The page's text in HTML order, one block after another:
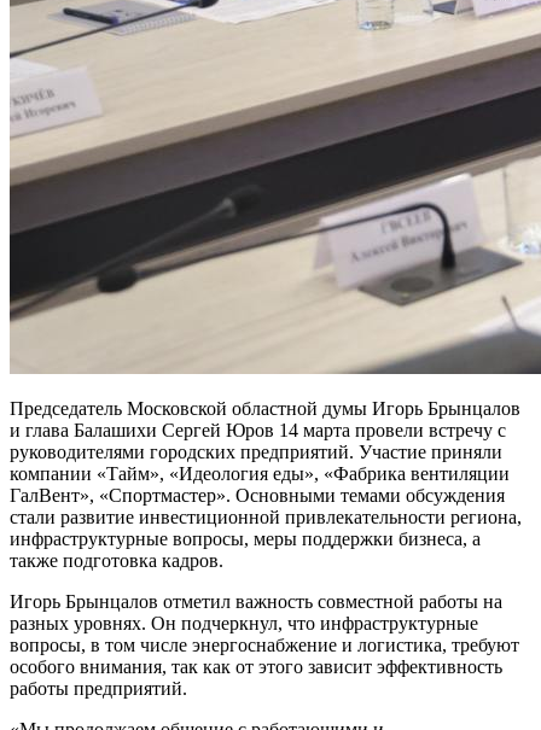
Председатель Московской областной думы Игорь Брынцалов
и глава Балашихи Сергей Юров 14 марта провели встречу с
руководителями городских предприятий. Участие приняли
компании «Тайм», «Идеология еды», «Фабрика вентиляции
ГалВент», «Спортмастер». Основными темами обсуждения
стали развитие инвестиционной привлекательности региона,
инфраструктурные вопросы, меры поддержки бизнеса, а
также подготовка кадров.
Игорь Брынцалов отметил важность совместной работы на
разных уровнях. Он подчеркнул, что инфраструктурные
вопросы, в том числе энергоснабжение и логистика, требуют
особого внимания, так как от этого зависит эффективность
работы предприятий.